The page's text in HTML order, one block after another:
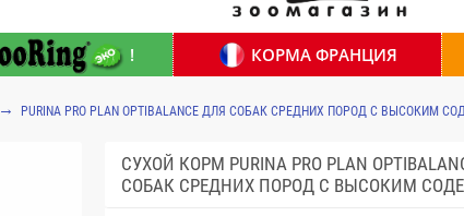
! КОРМА ФРАНЦИЯ
PURINA PRO PLAN OPTIBALANCE ДЛЯ СОБАК СРЕДНИХ ПОРОД С ВЫСОКИМ
СУХОЙ КОРМ PURINA PRO PLAN
СОБАК СРЕДНИХ ПОРОД С ВЫСОКИМ